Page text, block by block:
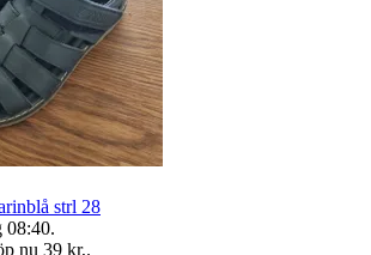
strl 28
08:40.
nu 39 kr,.